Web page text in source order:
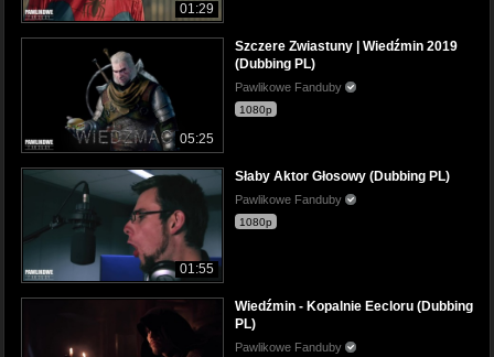
01:29
05:25
Szczere Zwiastuny | Wiedźmin 2019
(Dubbing PL)
Pawlikowe Fanduby
1080p
01:55
Słaby Aktor Głosowy (Dubbing PL)
Pawlikowe Fanduby
1080p
Wiedźmin - Kopalnie Eecloru (Dubbing
PL)
Pawlikowe Fanduby